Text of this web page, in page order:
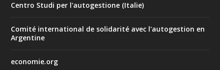
Centro Studi per l'autogestione (Italie)
Comité international de solidarité avec l'autogestion en
Argentine
economie.org